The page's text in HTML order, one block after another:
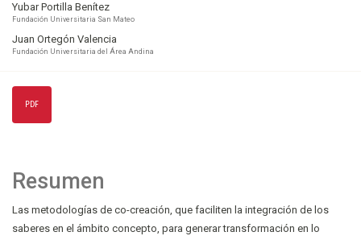
Yubar Portilla Benítez
Fundación Universitaria San Mateo
Juan Ortegón Valencia
Fundación Universitaria del Área Andina
PDF
Resumen
Las metodologías de co-creación, que faciliten la integración de los
saberes en el ámbito concepto, para generar transformación en lo